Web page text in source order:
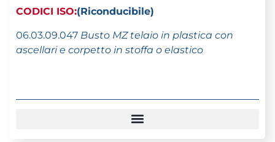
CODICI ISO:(Riconducibile)
06.03.09.047 Busto MZ telaio in plastica con
ascellari e corpetto in stoffa o elastico